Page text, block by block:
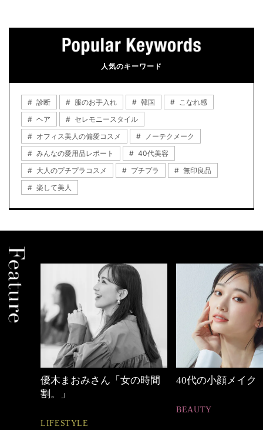
人気のキーワード
診断 服のお手入れ 韓国
こなれ感
ヘア
セレモニースタイル
オフィス美人の偏愛コスメ
ノーテクメーク
みんなの愛用品レポート
40代美容
大人のプチプラコスメ
プチプラ
無印良品
楽して美人
優木まおみさん「女の時間
割。」
LIFESTYLE
40代の小顔メイク
BEAUTY